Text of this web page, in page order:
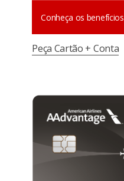
Conheça os benefícios
Peça Cartão + Conta